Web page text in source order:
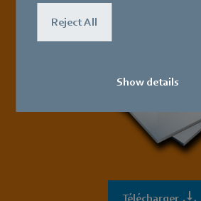
Reject All
Show details
Télécharger